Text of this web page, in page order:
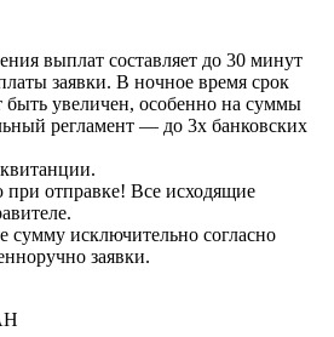
выплат составляет до 30 минут
заявки. В ночное время срок
быть увеличен, особенно на суммы
регламент — до 3х банковских
отправке! Все исходящие
сумму исключительно согласно
заявки.